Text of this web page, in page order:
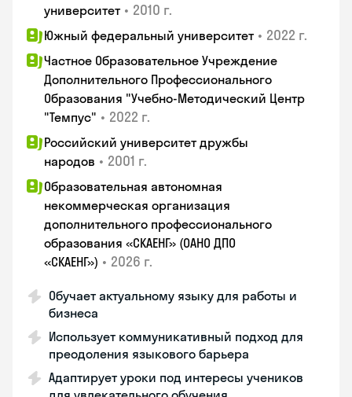
университет • 2010 г.
Южный федеральный университет • 2022 г.
Частное Образовательное Учреждение
Дополнительного Профессионального
Образования "Учебно-Методический Центр
"Темпус" • 2022 г.
Российский университет дружбы
народов • 2001 г.
Образовательная автономная
некоммерческая организация
дополнительного профессионального
образования «СКАЕНГ» (ОАНО ДПО
«СКАЕНГ») • 2026 г.
Обучает актуальному языку для работы и
бизнеса
Использует коммуникативный подход для
преодоления языкового барьера
Адаптирует уроки под интересы учеников